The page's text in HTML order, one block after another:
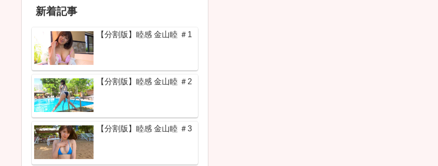
新着記事
【分割版】睦感 金山睦 ＃1
【分割版】睦感 金山睦 ＃2
【分割版】睦感 金山睦 ＃3